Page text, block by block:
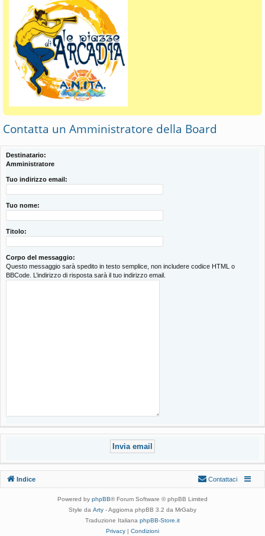
Contatta un Amministratore della Board
Destinatario:
Amministratore
Tuo indirizzo email:
Tuo nome:
Titolo:
Corpo del messaggio:
Questo messaggio sarà spedito in testo semplice, non includere codice HTML o
BBCode. L’indirizzo di risposta sarà il tuo indirizzo email.
Indice Contattaci
Powered by phpBB® Forum Software © phpBB Limited
Style da Arty - Aggiorna phpBB 3.2 da MrGaby
Traduzione Italiana phpBB-Store.it
Privacy | Condizioni